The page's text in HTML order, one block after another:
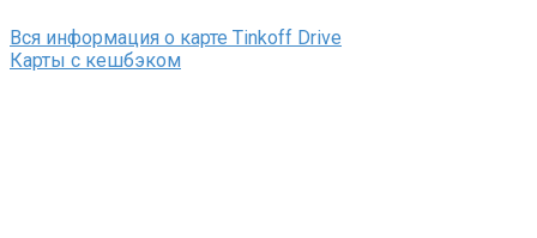
Вся информация о карте Tinkoff Drive
Карты с кешбэком